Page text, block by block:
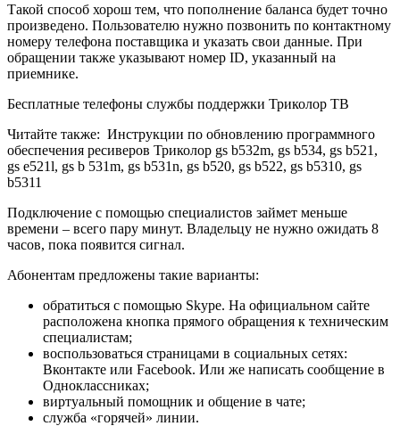
Такой способ хорош тем, что пополнение баланса будет точно
произведено. Пользователю нужно позвонить по контактному
номеру телефона поставщика и указать свои данные. При
обращении также указывают номер ID, указанный на
приемнике.
Бесплатные телефоны службы поддержки Триколор ТВ
Читайте также: Инструкции по обновлению программного
обеспечения ресиверов Триколор gs b532m, gs b534, gs b521,
gs e521l, gs b 531m, gs b531n, gs b520, gs b522, gs b5310, gs
b5311
Подключение с помощью специалистов займет меньше
времени – всего пару минут. Владельцу не нужно ожидать 8
часов, пока появится сигнал.
Абонентам предложены такие варианты:
обратиться с помощью Skype. На официальном сайте
расположена кнопка прямого обращения к техническим
специалистам;
воспользоваться страницами в социальных сетях:
Вконтакте или Facebook. Или же написать сообщение в
Одноклассниках;
виртуальный помощник и общение в чате;
служба «горячей» линии.